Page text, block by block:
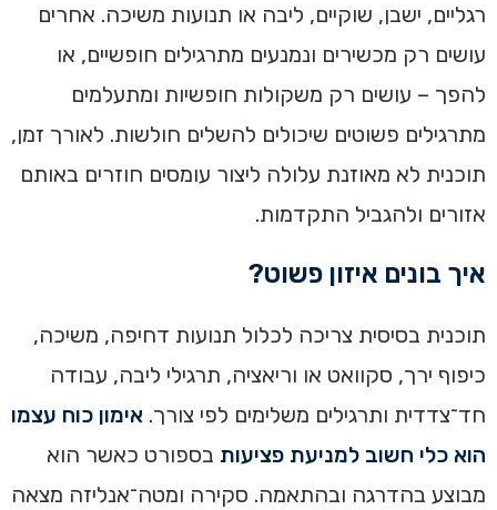
רגליים, ישבן, שוקיים, ליבה או תנועות משיכה. אחרים
עושים רק מכשירים ונמנעים מתרגילים חופשיים, או
להפך – עושים רק משקולות חופשיות ומתעלמים
מתרגילים פשוטים שיכולים להשלים חולשות. לאורך זמן,
תוכנית לא מאוזנת עלולה ליצור עומסים חוזרים באותם
אזורים ולהגביל התקדמות.
איך בונים איזון פשוט?
תוכנית בסיסית צריכה לכלול תנועות דחיפה, משיכה,
כיפוף ירך, סקוואט או וריאציה, תרגילי ליבה, עבודה
חד־צדדית ותרגילים משלימים לפי צורך. אימון כוח עצמו
הוא כלי חשוב למניעת פציעות בספורט כאשר הוא
מבוצע בהדרגה ובהתאמה. סקירה ומטה־אנליזה מצאה